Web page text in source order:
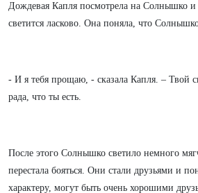
Дождевая Капля посмотрела на Солнышко и
светится ласково. Она поняла, что
- И я тебя прощаю, - сказала Капля. – Твой
рада, что ты есть.
После этого Солнышко светило немного
перестала бояться. Они стали друзьями и
характеру, могут быть очень хорошими